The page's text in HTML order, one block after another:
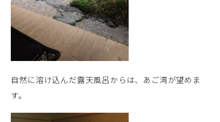
自然に溶け込んだ露天風呂からは、あご湾が望めま
す。